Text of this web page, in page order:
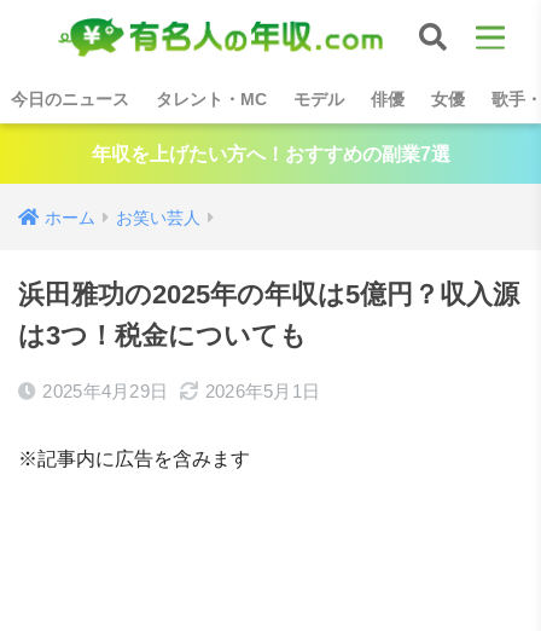
今日のニュース タレント・MC モデル 俳優 女優 歌手
年収を上げたい方へ！おすすめの副業7選
ホーム お笑い芸人
浜田雅功の2025年の年収は5億円？収入源
は3つ！税金についても
2025年4月29日 2026年5月1日
※記事内に広告を含みます